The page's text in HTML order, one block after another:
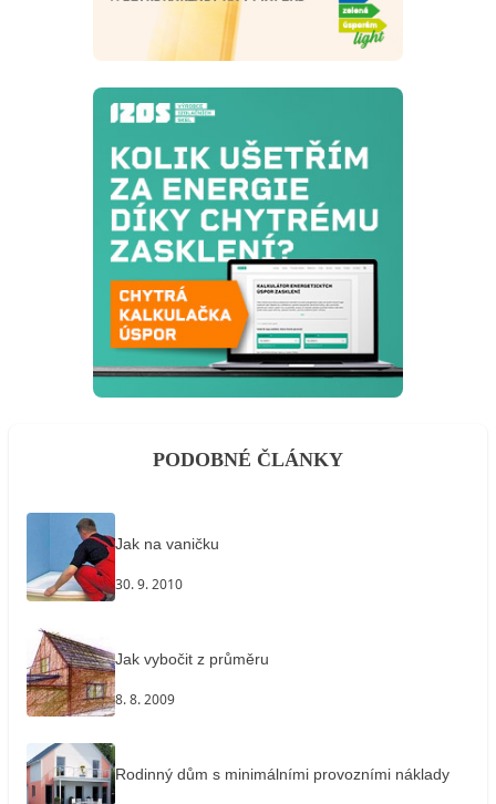
PODOBNÉ ČLÁNKY
Jak na vaničku
30. 9. 2010
Jak vybočit z průměru
8. 8. 2009
Rodinný dům s minimálními provozními náklady